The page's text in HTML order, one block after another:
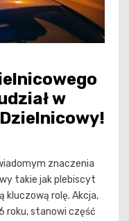
w
znaczenia
takie jak plebiscyt
kluczową rolę. Akcja,
roku, stanowi część